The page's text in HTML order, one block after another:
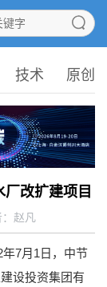
技术 原创
改扩建项目
：赵凡
7月1日，中节
设投资集团有